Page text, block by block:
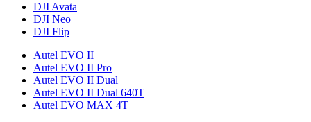
DJI Avata
DJI Neo
DJI Flip
Autel EVO II
Autel EVO II Pro
Autel EVO II Dual
Autel EVO II Dual 640T
Autel EVO MAX 4T